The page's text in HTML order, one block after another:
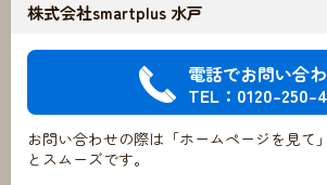
株式会社smartplus 水戸
電話でお問い合
TEL：0120-250-
お問い合わせの際は「ホームページを見て
とスムーズです。